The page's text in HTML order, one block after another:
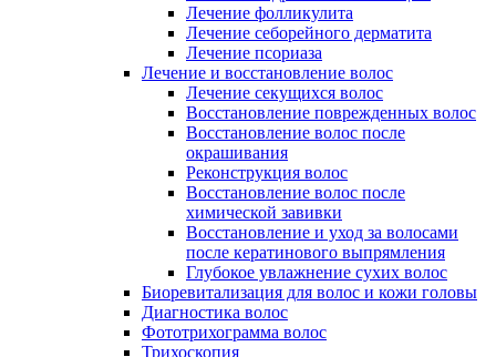
Лечение фолликулита
Лечение себорейного дерматита
Лечение псориаза
Лечение и восстановление волос
Лечение секущихся волос
Восстановление поврежденных волос
Восстановление волос после
окрашивания
Реконструкция волос
Восстановление волос после
химической завивки
Восстановление и уход за волосами
после кератинового выпрямления
Глубокое увлажнение сухих волос
Биоревитализация для волос и кожи головы
Диагностика волос
Фототрихограмма волос
Трихоскопия